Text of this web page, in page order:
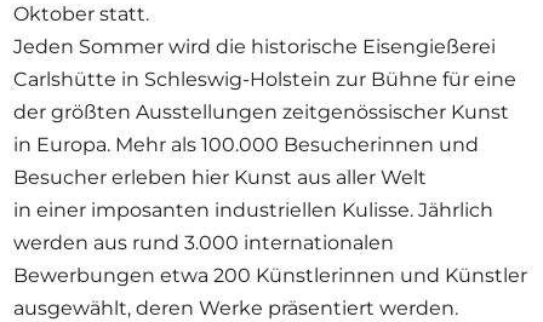
Oktober statt.
Jeden Sommer wird die historische Eisengießerei
Carlshütte in Schleswig-Holstein zur Bühne für eine
der größten Ausstellungen zeitgenössischer Kunst
in Europa. Mehr als 100.000 Besucherinnen und
Besucher erleben hier Kunst aus aller Welt
in einer imposanten industriellen Kulisse. Jährlich
werden aus rund 3.000 internationalen
Bewerbungen etwa 200 Künstlerinnen und Künstler
ausgewählt, deren Werke präsentiert werden.